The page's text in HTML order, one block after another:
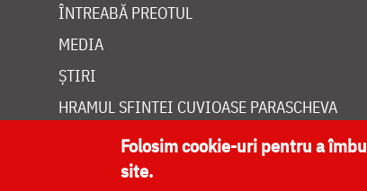
ÎNTREABĂ PREOTUL
MEDIA
ȘTIRI
HRAMUL SFINTEI CUVIOASE PARASCHEVA
Folosim cookie-uri pentru a
site.